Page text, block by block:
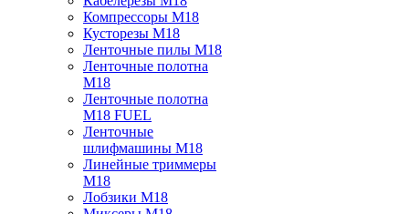
Компрессоры M18
Кусторезы M18
Ленточные пилы M18
Ленточные полотна
M18
Ленточные полотна
M18 FUEL
Ленточные
шлифмашины M18
Линейные триммеры
M18
Лобзики M18